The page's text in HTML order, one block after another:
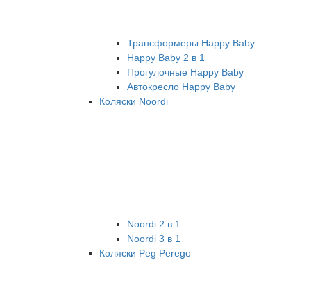
Трансформеры Happy Baby
Happy Baby 2 в 1
Прогулочные Happy Baby
Автокресло Happy Baby
Коляски Noordi
Noordi 2 в 1
Noordi 3 в 1
Коляски Peg Perego